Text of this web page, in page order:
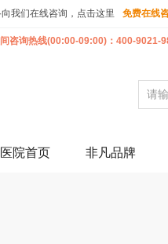
我们在线咨询，点击这里 免费在线
咨询热线(00:00-09:00)：400-9021-
医院首页 非凡品牌